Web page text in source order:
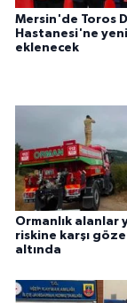
Mersin'de Toros
Hastanesi'ne
eklenecek
Ormanlık alanlar
riskine karşı
altında